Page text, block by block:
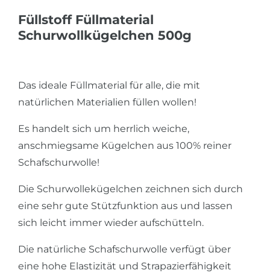
Füllstoff Füllmaterial
Schurwollkügelchen 500g
Das ideale Füllmaterial für alle, die mit
natürlichen Materialien füllen wollen!
Es handelt sich um herrlich weiche,
anschmiegsame Kügelchen aus 100% reiner
Schafschurwolle!
Die Schurwollekügelchen zeichnen sich durch
eine sehr gute Stützfunktion aus und lassen
sich leicht immer wieder aufschütteln.
Die natürliche Schafschurwolle verfügt über
eine hohe Elastizität und Strapazierfähigkeit